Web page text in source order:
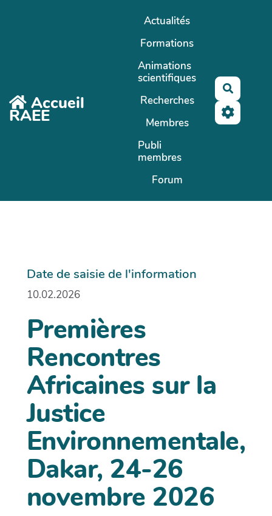
Accueil
RAEE
Actualités
Formations
Animations
scientifiques
Recherches
Membres
Publi
membres
Forum
Date de saisie de l'information
10.02.2026
Premières
Rencontres
Africaines sur la
Justice
Environnementale,
Dakar, 24-26
novembre 2026